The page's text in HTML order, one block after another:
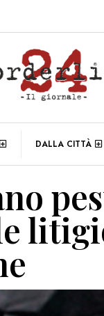
DALLA CITTÀ